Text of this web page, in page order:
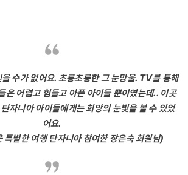
수가 없어요. 초롱초롱한 그 눈망울. TV를 통해
은 어렵고 힘들고 아픈 아이들 뿐이였는데.. 이곳
자니아 아이들에게는 희망의 눈빛을 볼 수 있었
어요.
별한 여행 탄자니아 참여한 장은숙 회원님)